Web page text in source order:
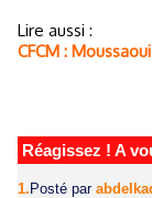
Lire aussi :
CFCM :
Réagissez ! A
1. Posté par